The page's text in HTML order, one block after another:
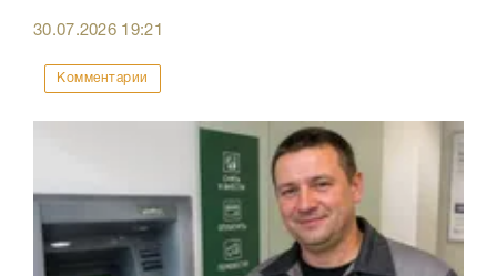
30.07.2026 19:21
Комментарии